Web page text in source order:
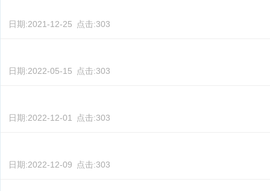
日期:2021-12-25 点击:303
日期:2022-05-15 点击:303
日期:2022-12-01 点击:303
日期:2022-12-09 点击:303